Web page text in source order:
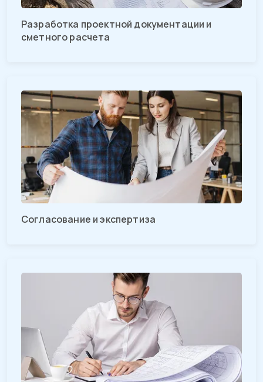
Разработка проектной документации и
сметного расчета
Согласование и экспертиза